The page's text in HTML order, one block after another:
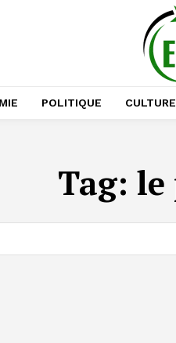
POLITIQUE CULTURE
Tag: le